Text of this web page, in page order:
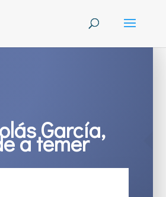
García,
a temer